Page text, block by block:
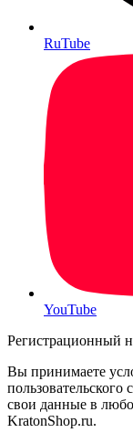
RuTube
YouTube
Регистрационный
Вы принимаете
пользовательского
свои данные в
KratonShop.ru.